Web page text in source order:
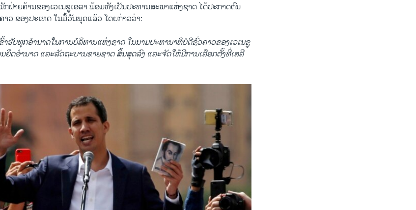
ຝ່າຍ​ຄ້ານ​ຂອງເວ​ເນ​ຊູ​ເອ​ລາ ​ພ້ອມ​ທັງ​ເປັນ​ປະ​ທານ​ສະ​ພາ​ແຫ່ງ​ຊາດ ໄດ້​ປະ​ກາດ​ຕົນ​
າວ ​ຂອງປະ​ເທດ ໃນ​ມື້​ວັນ​ພຸດແລ້ວ ໂດຍ​ກ່າວ​ວ່າ:
ຂົ້າ​ຮັບ​ທຸກ​ອຳ​ນາດ​ໃນ​ການ​ບໍ​ລິ​ຫານ​ແຫ່ງ​ຊາດ ໃນ​ນາມ​ປະ​ທາ​ນາ​ທິ​ບໍ​ດີ​ຊົ່ວ​ຄາວ​ຂອງ​ເວ​ເນ​ຊູ​
ຍຶດ​ອຳນາດ ແລະ​ລັດ​ຖະ​ບານ​ຂາຍ​ຊາດ ສິ້ນ​ສຸດ​ລົງ ແລະ​ຈັດ​ໃຫ້​ມີ​ການ​ເລືອກ​ຕັ້ງ​ທີ່​ເສລີ​